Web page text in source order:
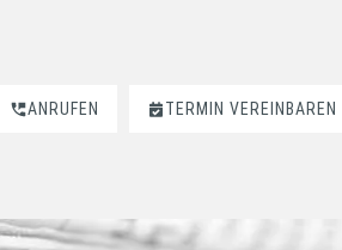
ANRUFEN TERMIN VEREINBAREN